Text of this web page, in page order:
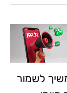
לשמור